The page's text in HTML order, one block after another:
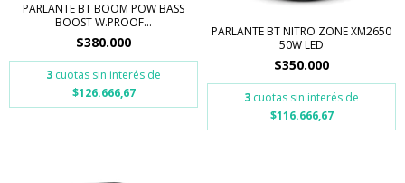
PARLANTE BT BOOM POW BASS
BOOST W.PROOF...
$380.000
3 cuotas sin interés de
$126.666,67
PARLANTE BT NITRO ZONE XM2650
50W LED
$350.000
3 cuotas sin interés de
$116.666,67